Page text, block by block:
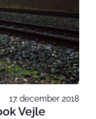
17. december 2018
Vejle